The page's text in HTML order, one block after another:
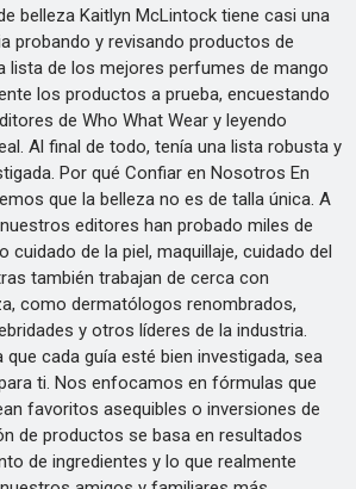
belleza Kaitlyn McLintock tiene casi una
probando y revisando productos de
lista de los mejores perfumes de mango
los productos a prueba, encuestando
de Who What Wear y leyendo
Al final de todo, tenía una lista robusta y
Por qué Confiar en Nosotros En
que la belleza no es de talla única. A
editores han probado miles de
cuidado de la piel, maquillaje, cuidado del
también trabajan de cerca con
como dermatólogos renombrados,
y otros líderes de la industria.
cada guía esté bien investigada, sea
ti. Nos enfocamos en fórmulas que
favoritos asequibles o inversiones de
de productos se basa en resultados
de ingredientes y lo que realmente